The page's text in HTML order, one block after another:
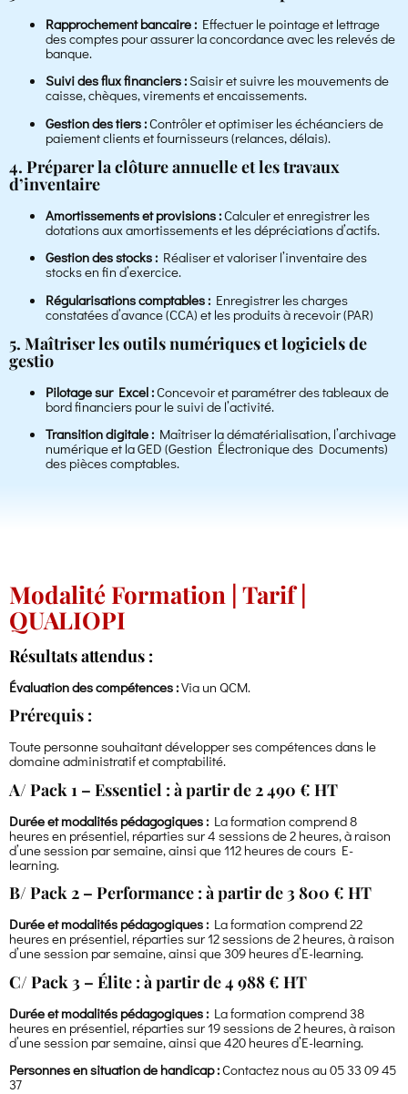
Rapprochement bancaire : Effectuer le pointage et lettrage
des comptes pour assurer la concordance avec les relevés de
banque.
Suivi des flux financiers : Saisir et suivre les mouvements de
caisse, chèques, virements et encaissements.
Gestion des tiers :Contrôler et optimiser les échéanciers de
paiement clients et fournisseurs (relances, délais).
4. Préparer la clôture annuelle et les travaux
d’inventaire
Amortissements et provisions :Calculer et enregistrer les
dotations aux amortissements et les dépréciations d’actifs.
Gestion des stocks : Réaliser et valoriser l’inventaire des
stocks en fin d’exercice.
Régularisations comptables : Enregistrer les charges
constatées d’avance (CCA) et les produits à recevoir (PAR)
5. Maîtriser les outils numériques et logiciels de
gestio
Pilotage sur Excel :Concevoir et paramétrer des tableaux de
bord financiers pour le suivi de l’activité.
Transition digitale : Maîtriser la dématérialisation, l’archivage
numérique et la GED (Gestion Électronique des Documents)
des pièces comptables.
Modalité Formation | Tarif |
QUALIOPI
Résultats attendus :
Évaluation des compétences :Via un QCM.
Prérequis :
Toute personne souhaitant développer ses compétences dans le
domaine administratif et comptabilité.
A/ Pack 1 – Essentiel : à partir de 2 490 € HT
Durée et modalités pédagogiques : La formation comprend 8
heures en présentiel, réparties sur 4 sessions de 2 heures, à raison
d’une session par semaine, ainsi que 112 heures de cours E-
learning.
B/ Pack 2 – Performance : à partir de 3 800 € HT
Durée et modalités pédagogiques : La formation comprend 22
heures en présentiel, réparties sur 12 sessions de 2 heures, à raison
d’une session par semaine, ainsi que 309 heures d’E-learning.
C/ Pack 3 – Élite : à partir de 4 988 € HT
Durée et modalités pédagogiques : La formation comprend 38
heures en présentiel, réparties sur 19 sessions de 2 heures, à raison
d’une session par semaine, ainsi que 420 heures d’E-learning.
Personnes en situation de handicap :Contactez nous au 05 33 09 45
37